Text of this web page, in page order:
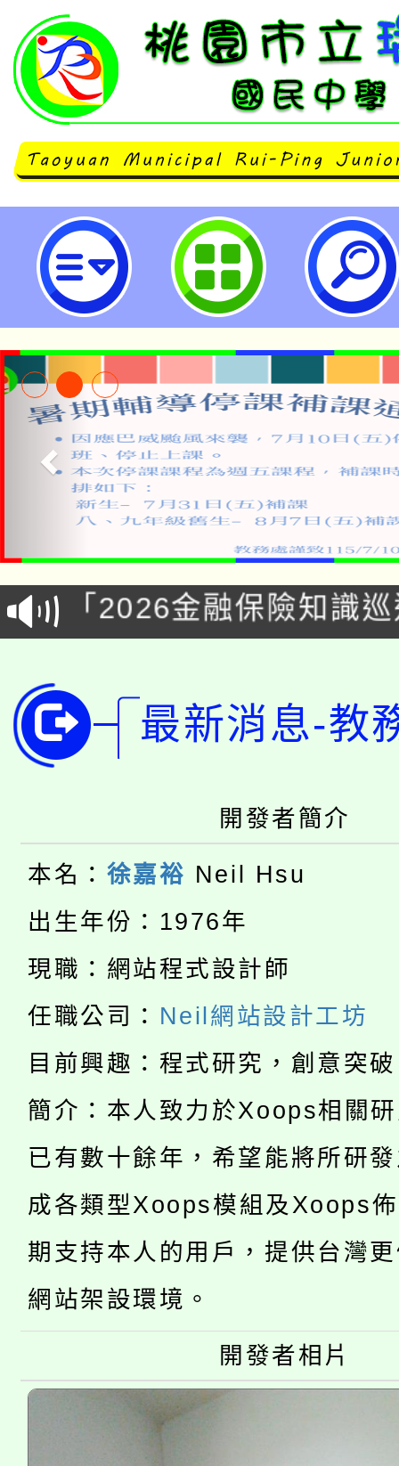
neilrpjhstyc網站設計者：徐嘉
公告本校115學年度第
代理(課)教師甄選結果
「2026金融保險知識
車」活動
桃園市115學年度學生
生本土語及新住民語歌
公告本校115學年度第
代理(課)教師甄選結果(
公告本校115學年度第
《TA101》溝通分析基
程，歡迎學生輔導中心
心理、諮商輔導、社會
系所師生報名參加。
轉知苗栗縣政府辦理
縣市「校園短影音徵選
門員」簡章及活動海報
踴躍報名參加。
桃園市115學年度學生
要點
「桃園市補助參觀特色
展演活動實施計畫」
115年度「教育部表揚
義教育推展貢獻獎」
公告本校115學年度第
代理(課)教師甄選結果(
車」活動
公告本校115學年度第
公告本校115學年度第
代理(課)教師甄選結果(
轉知中國文化大學推廣
《TA101》溝通分析基
程，歡迎學生輔導中心
心理、諮商輔導、社會
系所師生報名參加。
轉知苗栗縣政府辦理
縣市「校園短影音徵選
門員」簡章及活動海報
踴躍報名參加。
桃園市115學年度學生
「桃園市補助參觀特色
展演活動實施計畫」
115年度「教育部表揚
義教育推展貢獻獎」
最新消息-教
開發者簡介
本名： 徐嘉裕 Neil Hsu
出生年份：1976年
現職：網站程式設計師
任職公司： Neil網站設計工坊
目前興趣：程式研究，創意突
簡介：本人致力於Xoops相關
已有數十餘年，希望能將所研
成各類型Xoops模組及Xoops
期支持本人的用戶，提供台灣
網站架設環境。
開發者相片